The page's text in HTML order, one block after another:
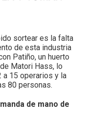
sortear es la falta
de esta industria
Patiño, un huerto
Matori Hass, lo
a 15 operarios y la
80 personas.
de mano de